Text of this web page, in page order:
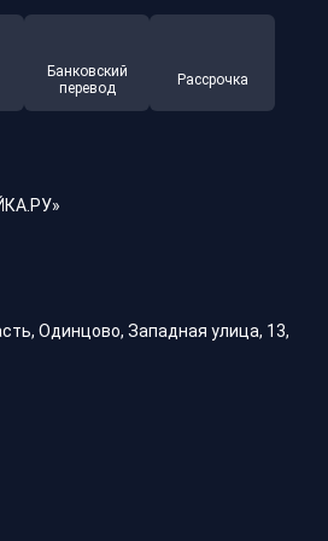
Банковский
перевод
Рассрочка
Одинцово, Западная улица, 13,